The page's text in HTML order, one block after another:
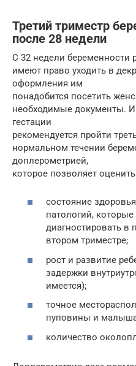
Третий триместр
после 28 недели
С 32 недели
имеют право уходить в
оформления им
понадобится посетить
необходимые документы.
гестации
рекомендуется пройти
нормальном течении
доплерометрией,
которое позволяет
состояние
патологий,
диагностировать в
втором триместре;
рост и развитие
задержки
имеется);
точное
пуповины и
количество